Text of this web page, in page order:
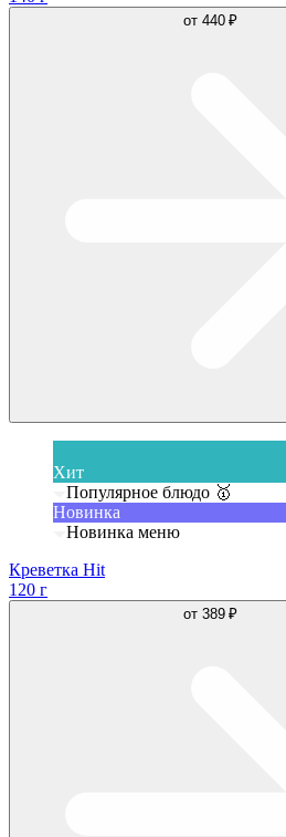
от 440 ₽
Хит
Популярное блюдо 🥇
Новинка
Новинка меню
Креветка Hit
120 г
от 389 ₽